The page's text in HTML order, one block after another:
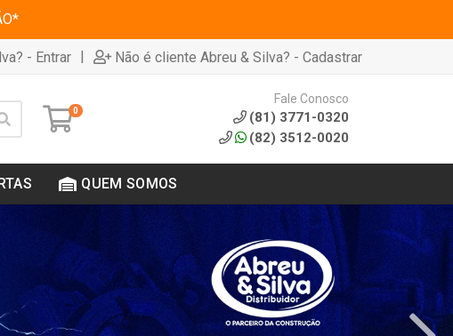
- Entrar | Não é cliente Abreu & Silva? - Cadastrar
0
Fale Conosco
(81) 3771-0320
(82) 3512-0020
QUEM SOMOS